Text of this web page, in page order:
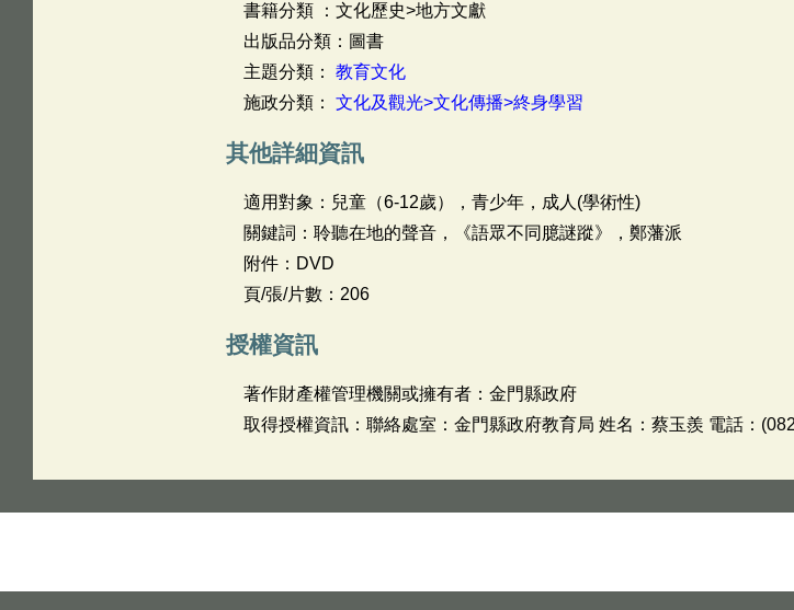
書籍分類 ：文化歷史>地方文獻
出版品分類：圖書
主題分類： 教育文化
施政分類： 文化及觀光>文化傳播>終身學習
其他詳細資訊
適用對象：兒童（6-12歲），青少年，成人(學術性)
關鍵詞：聆聽在地的聲音，《語眾不同臆謎蹤》，鄭藩派
附件：DVD
頁/張/片數：206
授權資訊
著作財產權管理機關或擁有者：金門縣政府
取得授權資訊：聯絡處室：金門縣政府教育局 姓名：蔡玉羨 電話：